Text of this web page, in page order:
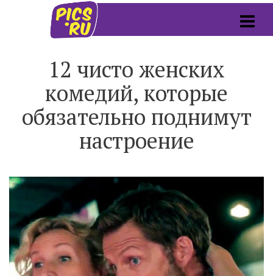
12 чисто женских
комедий, которые
обязательно поднимут
настроение